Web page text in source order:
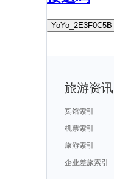
YoYo_2E3F0C5B
旅游资讯
宾馆索引
机票索引
旅游索引
企业差旅索引